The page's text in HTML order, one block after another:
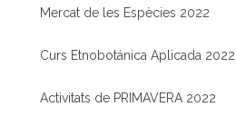
Mercat de les Espècies 2022
Curs Etnobotánica Aplicada 2022
Activitats de PRIMAVERA 2022